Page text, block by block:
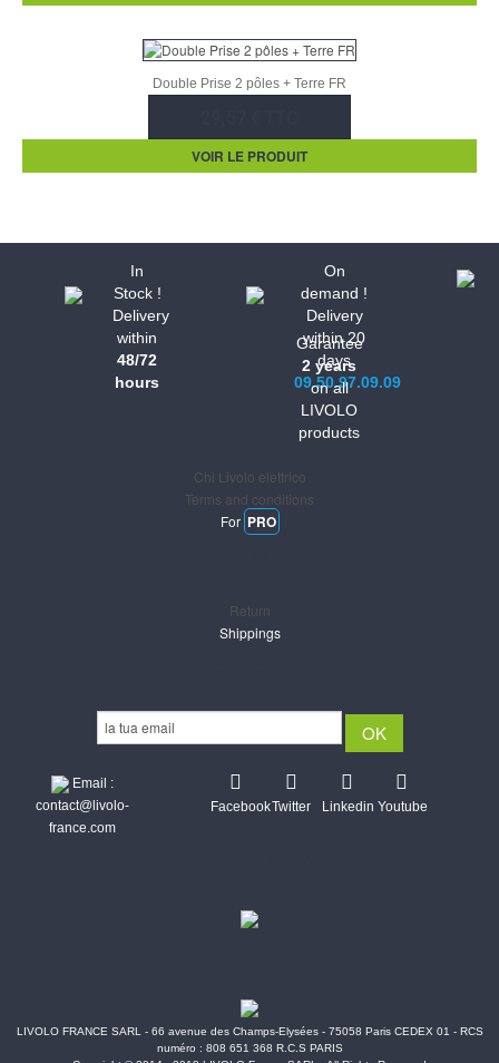
Double Prise 2 pôles + Terre FR
VOIR LE PRODUIT
In
Stock !
Delivery
within
48/72
hours
On
demand !
Delivery
within 20
days
09.50.97.09.09
Garantee
2 years
on all
LIVOLO
products
Chi Livolo elettrico
Terms and conditions
For PRO
Return
Shippings
Email :
contact@livolo-
france.com
FacebookTwitter Linkedin Youtube
LIVOLO FRANCE SARL - 66 avenue des Champs-Elysées - 75058 Paris CEDEX 01 - RCS
numéro : 808 651 368 R.C.S PARIS